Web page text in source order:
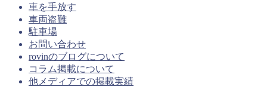
車を手放す
車両盗難
駐車場
お問い合わせ
rovinのブログについて
コラム掲載について
他メディアでの掲載実績